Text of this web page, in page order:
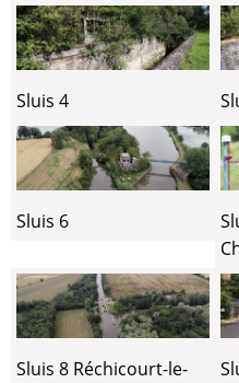
Sluis 4
Sluis 6
Sluis 8 Réchicourt-le-